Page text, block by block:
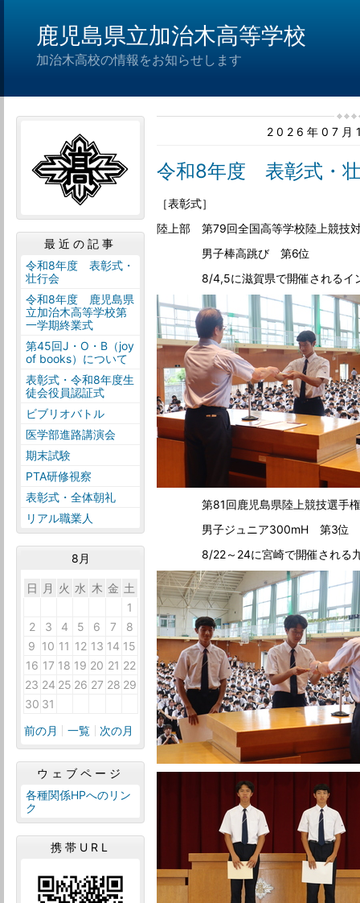
鹿児島県立加治木高等学校
加治木高校の情報をお知らせします
2026年07月
令和8年度 表彰式・
［表彰式］
陸上部 第79回全国高等学校陸上競技
男子棒高跳び 第6位
8/4,5に滋賀県で開催されるイン
第81回鹿児島県陸上競技選手権
男子ジュニア300mH 第3位
8/22～24に宮崎で開催される九
最近の記事
令和8年度 表彰式・
壮行会
令和8年度 鹿児島県
立加治木高等学校第
一学期終業式
第45回J・O・B（joy
of books）について
表彰式・令和8年度生
徒会役員認証式
ビブリオバトル
医学部進路講演会
期末試験
PTA研修視察
表彰式・全体朝礼
リアル職業人
8月
日 月 火 水 木 金 土
1
2
3 4 5 6 7
8
9 10 11 12 13 14 15
16 17 18 19 20 21 22
23 24 25 26 27 28 29
30 31
前の月
一覧 次の月
ウェブページ
各種関係HPへのリン
ク
携帯URL